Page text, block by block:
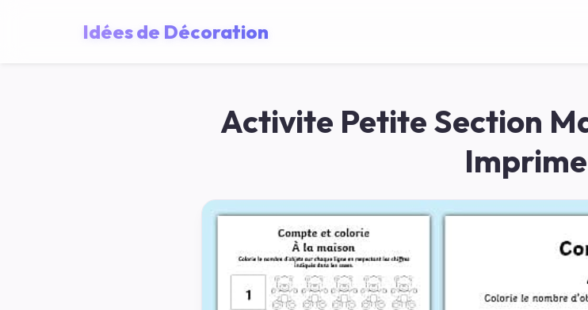
Idées de Décoration
Activite Petite Section